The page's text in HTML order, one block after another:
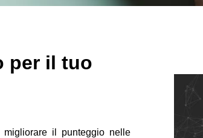
per il tuo
migliorare il punteggio nelle